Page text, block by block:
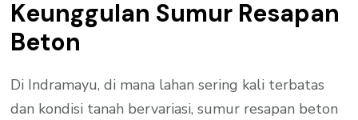
Keunggulan Sumur Resapan
Beton
Di Indramayu, di mana lahan sering kali terbatas
dan kondisi tanah bervariasi, sumur resapan beton